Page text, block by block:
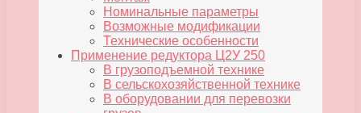
Номинальные параметры
Возможные модификации
Технические особенности
Применение редуктора Ц2У 250
В грузоподъемной технике
В сельскохозяйственной технике
В оборудовании для перевозки